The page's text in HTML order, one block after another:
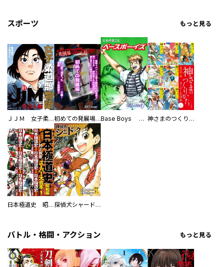
スポーツ もっと見る
ＪＪＭ 女子柔道部物語 社会人編 初めての発展場 【白抜き修正版】 Base Boys 新装版 神さまのつくりかた。スーパー大合本
日本極道史 昭和編 スーパー大合本 探偵犬シャードック（新装版）
バトル・格闘・アクション もっと見る